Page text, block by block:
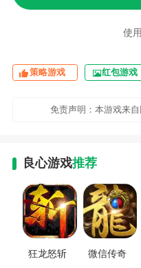
使
策略游戏 红包游戏
免责声明：本游戏来
良心游戏推荐
狂龙怒斩 微信传奇